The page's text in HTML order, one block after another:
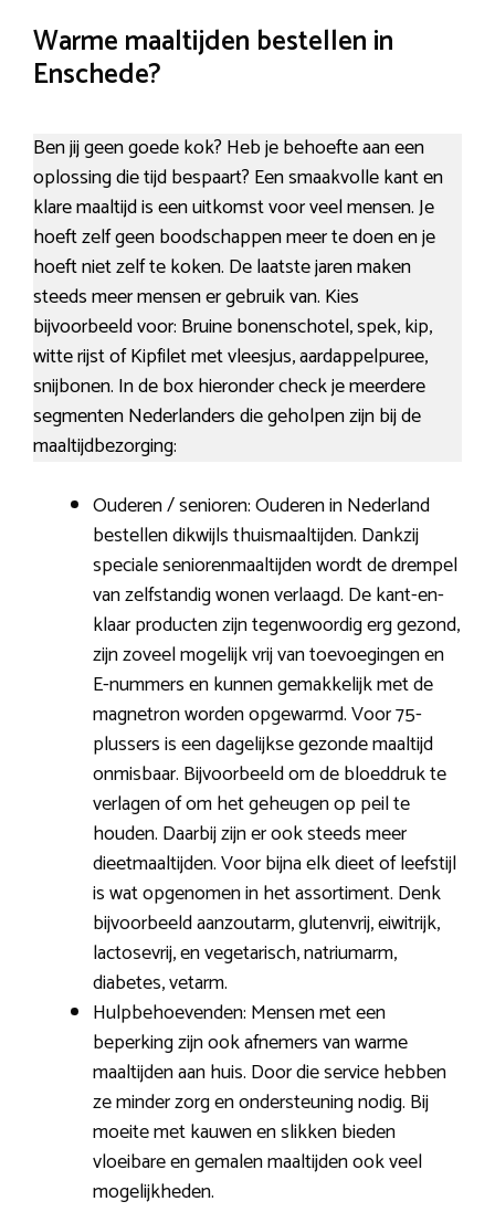
Warme maaltijden bestellen in
Enschede?
Ben jij geen goede kok? Heb je behoefte aan een
oplossing die tijd bespaart? Een smaakvolle kant en
klare maaltijd is een uitkomst voor veel mensen. Je
hoeft zelf geen boodschappen meer te doen en je
hoeft niet zelf te koken. De laatste jaren maken
steeds meer mensen er gebruik van. Kies
bijvoorbeeld voor: Bruine bonenschotel, spek, kip,
witte rijst of Kipfilet met vleesjus, aardappelpuree,
snijbonen. In de box hieronder check je meerdere
segmenten Nederlanders die geholpen zijn bij de
maaltijdbezorging:
Ouderen / senioren: Ouderen in Nederland
bestellen dikwijls thuismaaltijden. Dankzij
speciale seniorenmaaltijden wordt de drempel
van zelfstandig wonen verlaagd. De kant-en-
klaar producten zijn tegenwoordig erg gezond,
zijn zoveel mogelijk vrij van toevoegingen en
E-nummers en kunnen gemakkelijk met de
magnetron worden opgewarmd. Voor 75-
plussers is een dagelijkse gezonde maaltijd
onmisbaar. Bijvoorbeeld om de bloeddruk te
verlagen of om het geheugen op peil te
houden. Daarbij zijn er ook steeds meer
dieetmaaltijden. Voor bijna elk dieet of leefstijl
is wat opgenomen in het assortiment. Denk
bijvoorbeeld aanzoutarm, glutenvrij, eiwitrijk,
lactosevrij, en vegetarisch, natriumarm,
diabetes, vetarm.
Hulpbehoevenden: Mensen met een
beperking zijn ook afnemers van warme
maaltijden aan huis. Door die service hebben
ze minder zorg en ondersteuning nodig. Bij
moeite met kauwen en slikken bieden
vloeibare en gemalen maaltijden ook veel
mogelijkheden.